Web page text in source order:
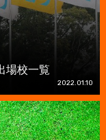
場校一覧
2022.01.10